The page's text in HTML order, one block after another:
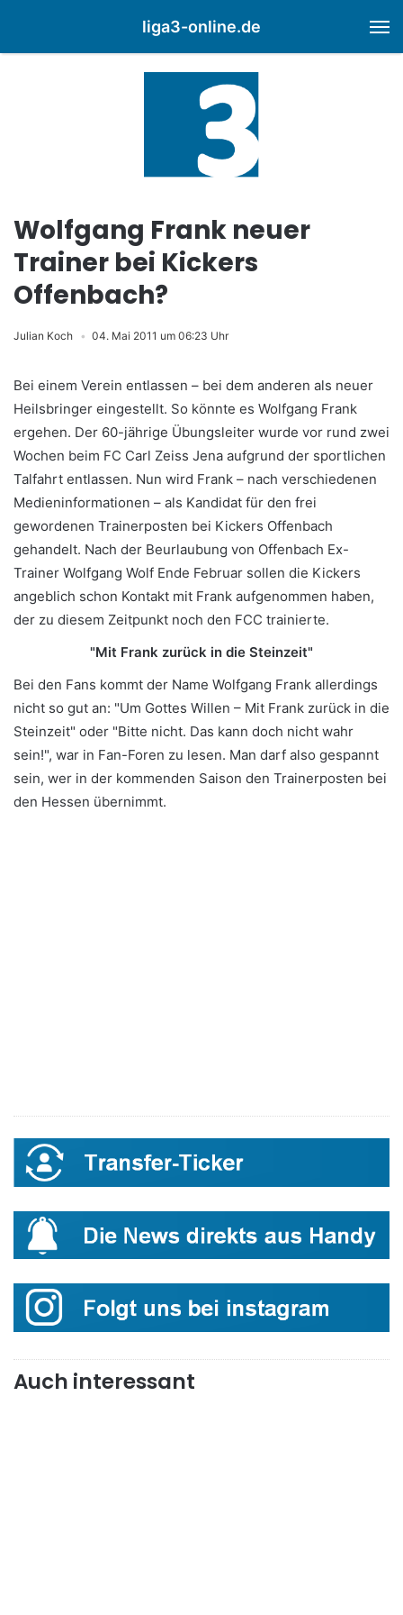
liga3-online.de
Wolfgang Frank neuer
Trainer bei Kickers
Offenbach?
Julian Koch 04. Mai 2011 um 06:23 Uhr
Bei einem Verein entlassen – bei dem anderen als neuer
Heilsbringer eingestellt. So könnte es Wolfgang Frank
ergehen. Der 60-jährige Übungsleiter wurde vor rund zwei
Wochen beim FC Carl Zeiss Jena aufgrund der sportlichen
Talfahrt entlassen. Nun wird Frank – nach verschiedenen
Medieninformationen – als Kandidat für den frei
gewordenen Trainerposten bei Kickers Offenbach
gehandelt. Nach der Beurlaubung von Offenbach Ex-
Trainer Wolfgang Wolf Ende Februar sollen die Kickers
angeblich schon Kontakt mit Frank aufgenommen haben,
der zu diesem Zeitpunkt noch den FCC trainierte.
"Mit Frank zurück in die Steinzeit"
Bei den Fans kommt der Name Wolfgang Frank allerdings
nicht so gut an: "Um Gottes Willen – Mit Frank zurück in die
Steinzeit" oder "Bitte nicht. Das kann doch nicht wahr
sein!", war in Fan-Foren zu lesen. Man darf also gespannt
sein, wer in der kommenden Saison den Trainerposten bei
den Hessen übernimmt.
Auch interessant